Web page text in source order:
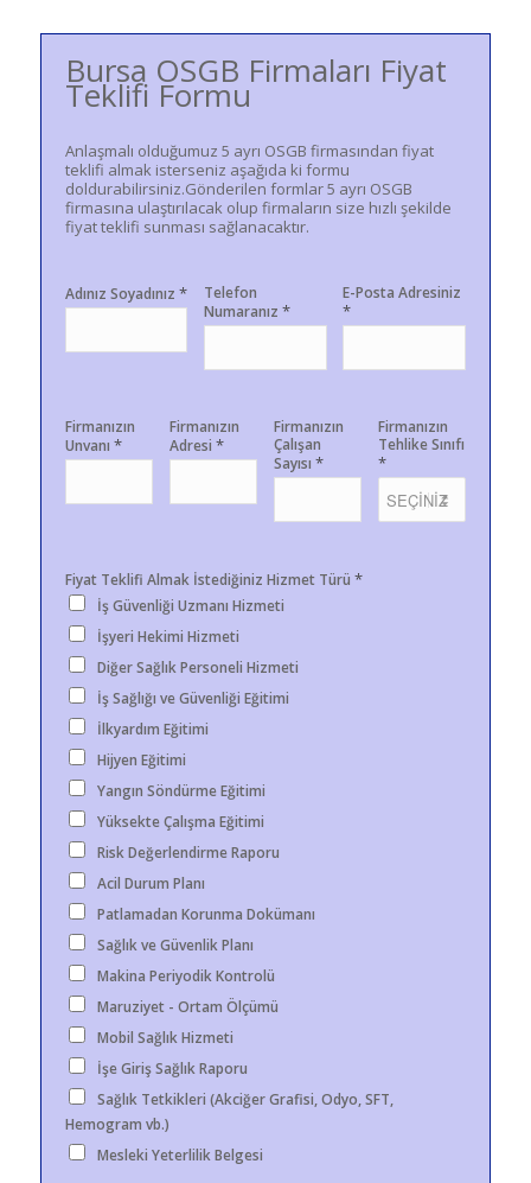
Bursa OSGB Firmaları Fiyat
Teklifi Formu
Anlaşmalı olduğumuz 5 ayrı OSGB firmasından fiyat
teklifi almak isterseniz aşağıda ki formu
doldurabilirsiniz.Gönderilen formlar 5 ayrı OSGB
firmasına ulaştırılacak olup firmaların size hızlı şekilde
fiyat teklifi sunması sağlanacaktır.
Adınız Soyadınız *
Telefon
Numaranız*
E-Posta Adresiniz
*
Firmanızın
Unvanı *
Firmanızın
Adresi *
Firmanızın
Çalışan
Sayısı *
Firmanızın
Tehlike Sınıfı
*
Fiyat Teklifi Almak İstediğiniz Hizmet Türü *
İş Güvenliği Uzmanı Hizmeti
İşyeri Hekimi Hizmeti
Diğer Sağlık Personeli Hizmeti
İş Sağlığı ve Güvenliği Eğitimi
İlkyardım Eğitimi
Hijyen Eğitimi
Yangın Söndürme Eğitimi
Yüksekte Çalışma Eğitimi
Risk Değerlendirme Raporu
Acil Durum Planı
Patlamadan Korunma Dokümanı
Sağlık ve Güvenlik Planı
Makina Periyodik Kontrolü
Maruziyet - Ortam Ölçümü
Mobil Sağlık Hizmeti
İşe Giriş Sağlık Raporu
Sağlık Tetkikleri (Akciğer Grafisi, Odyo, SFT,
Hemogram vb.)
Mesleki Yeterlilik Belgesi